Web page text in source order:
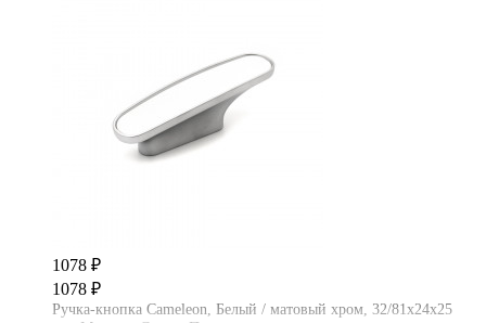
1078 ₽
1078 ₽
Ручка-кнопка Cameleon, Белый / матовый хром, 32/81х24х25